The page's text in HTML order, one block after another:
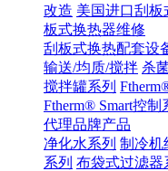
改造 美国进口刮
板式换热器维修
刮板式换热配套设
输送/均质/搅拌 杀
搅拌罐系列
Ftherm® Smart控制
代理品牌产品
净化水系列 制冷机
系列 布袋式过滤器